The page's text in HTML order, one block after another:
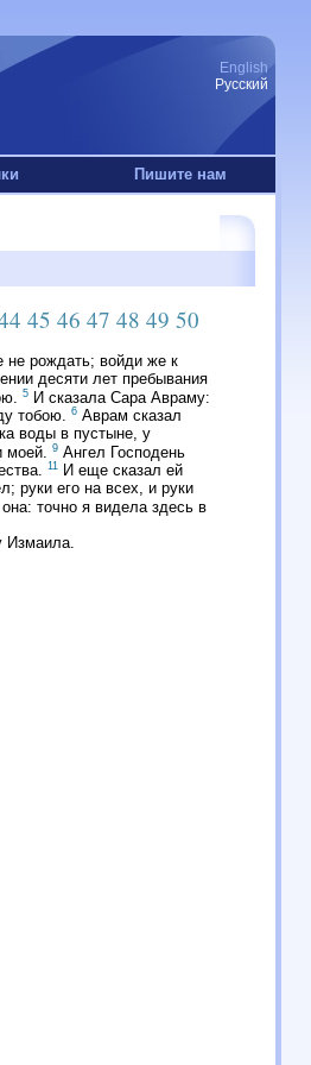
English
Русский
Пишите нам
45 46 47 48 49 50
не рождать; войди же к
десяти лет пребывания
5 И сказала Сара Авраму:
тобою. 6 Аврам сказал
воды в пустыне, у
моей. 9 Ангел Господень
11
И еще сказал ей
руки его на всех, и руки
точно я видела здесь в
Измаила.